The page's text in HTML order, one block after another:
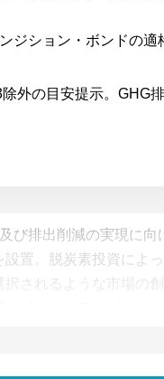
に関する具体的な施策
計画作成等が求められ
）は、第27回～第
示基準に関して審議。
スク・機会の影響を受
ジション・ボンドの適
外の目安提示。GHG
び排出削減の実現に向
置。脱炭素投資によ
択されるような市場の